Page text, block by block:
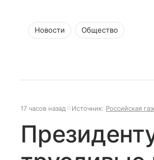
Новости Общество
17 часов назад Источник: Российская